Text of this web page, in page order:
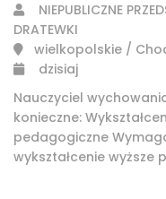
NIEPUBLICZNE
DRATEWKI
wielkopolskie /
dzisiaj
Nauczyciel
konieczne:
pedagogiczne
wykształcenie wyższe